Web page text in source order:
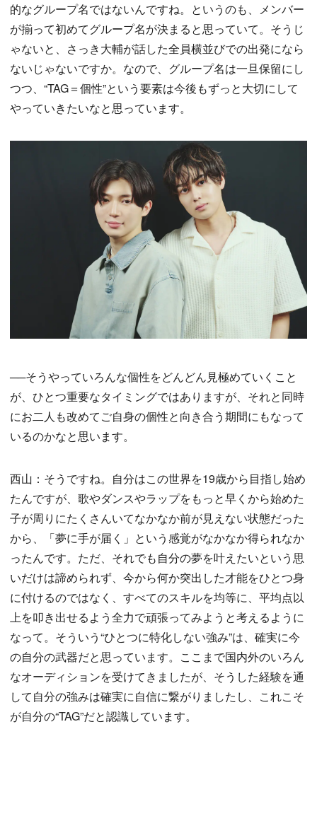
的なグループ名ではないんですね。というのも、メンバー
が揃って初めてグループ名が決まると思っていて。そうじ
ゃないと、さっき大輔が話した全員横並びでの出発になら
ないじゃないですか。なので、グループ名は一旦保留にし
つつ、“TAG＝個性”という要素は今後もずっと大切にして
やっていきたいなと思っています。
──そうやっていろんな個性をどんどん見極めていくこと
が、ひとつ重要なタイミングではありますが、それと同時
にお二人も改めてご自身の個性と向き合う期間にもなって
いるのかなと思います。
西山：そうですね。自分はこの世界を19歳から目指し始め
たんですが、歌やダンスやラップをもっと早くから始めた
子が周りにたくさんいてなかなか前が見えない状態だった
から、「夢に手が届く」という感覚がなかなか得られなか
ったんです。ただ、それでも自分の夢を叶えたいという思
いだけは諦められず、今から何か突出した才能をひとつ身
に付けるのではなく、すべてのスキルを均等に、平均点以
上を叩き出せるよう全力で頑張ってみようと考えるように
なって。そういう“ひとつに特化しない強み”は、確実に今
の自分の武器だと思っています。ここまで国内外のいろん
なオーディションを受けてきましたが、そうした経験を通
して自分の強みは確実に自信に繋がりましたし、これこそ
が自分の“TAG”だと認識しています。